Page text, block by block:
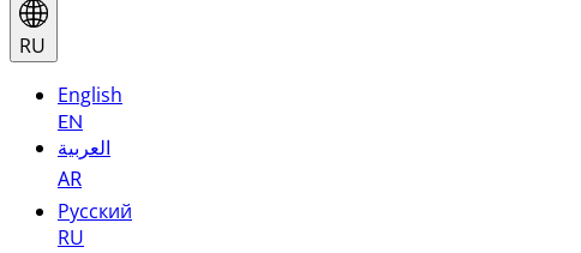
RU
English
EN
العربية
AR
Русский
RU